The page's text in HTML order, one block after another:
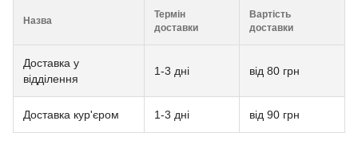
Назва
Термін
доставки
Вартість
доставки
Доставка у
відділення
1-3 дні від 80 грн
Доставка кур'єром 1-3 дні від 90 грн